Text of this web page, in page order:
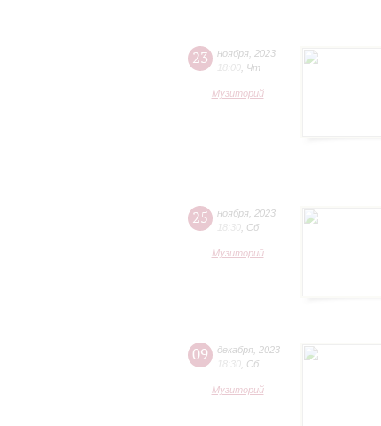
23 ноября 2023
18:00 Чт
Музиторий
25 ноября 2023
18:30 Сб
Музиторий
09 декабря 2023
18:30 Сб
Музиторий